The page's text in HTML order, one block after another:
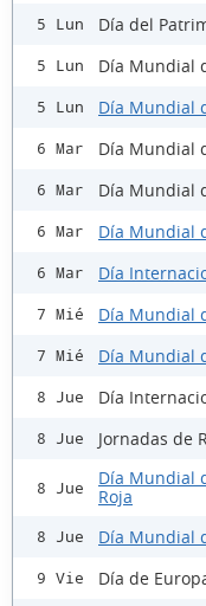
5 Lun Día del
5 Lun Día Mundial
5 Lun Día Mundial
6 Mar Día Mundial
6 Mar Día Mundial
6 Mar Día Mundial
6 Mar Día
7 Mié Día Mundial
7 Mié Día Mundial
8 Jue Día
8 Jue Jornadas de
8 Jue
Día Mundial
Roja
8 Jue Día Mundial
9 Vie Día de